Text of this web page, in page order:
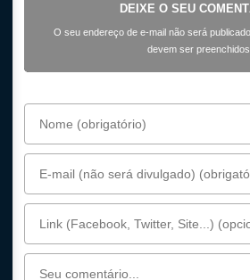
DEIXE O SEU
O seu endereço de e-mail não será
devem ser preenchidos.